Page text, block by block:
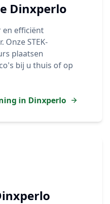
Dinxperlo
en efficiënt
STEK-
plaatsen
bij u thuis of op
in Dinxperlo